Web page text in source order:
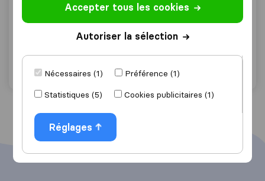
0
Oml Transports
Demander un devis Détails
Accepter tous les cookies
Autoriser la sélection
Nécessaires (1)
Préférence (1)
Statistiques (5)
Cookies publicitaires (1)
Réglages